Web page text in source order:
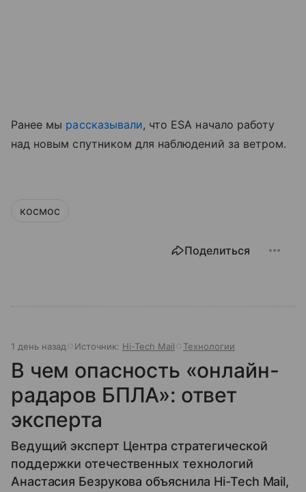
Ранее мы рассказывали, что ESA начало работу
над новым спутником для наблюдений за ветром.
космос
Поделиться
1 день назад Источник: Hi-Tech Mail Технологии
В чем опасность «онлайн-
радаров БПЛА»: ответ
эксперта
Ведущий эксперт Центра стратегической
поддержки отечественных технологий
Анастасия Безрукова объяснила Hi-Tech Mail,